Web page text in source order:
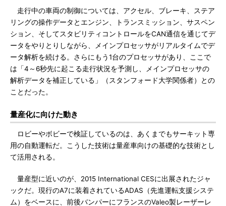
走行中の車両の制御については、アクセル、ブレーキ、ステア
リングの操作データとエンジン、トランスミッション、サスペン
ション、そしてスタビリティコントロールをCAN通信を通じてデ
ータをやりとりしながら、メインプロセッサがリアルタイムでデ
ータ解析を続ける。さらにもう1台のプロセッサがあり、ここで
は「4～6秒先に起こる走行状況を予測し、メインプロセッサの
解析データを補正している」（スタンフォード大学関係者）との
ことだった。
量産化に向けた動き
ロビーやボビーで検証しているのは、あくまでもサーキット専
用の自動運転だ。こうした技術は量産車向けの基礎的な技術とし
て活用される。
量産型に近いのが、2015 International CESに出展されたジャ
ックだ。現行のA7に装着されているADAS（先進運転支援システ
ム）をベースに、前後バンパーにフランスのValeo製レーザーレ